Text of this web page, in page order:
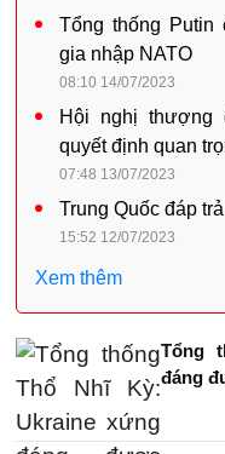
Tổng thống Putin
gia nhập NATO
08:10 14/07/2023
Hội nghị thượng
quyết định quan
07:48 13/07/2023
Trung Quốc đáp
15:52 12/07/2023
Xem thêm
Tổng
đáng